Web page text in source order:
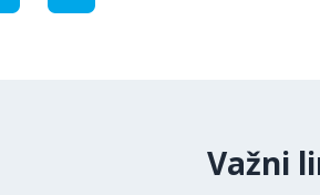
Važni